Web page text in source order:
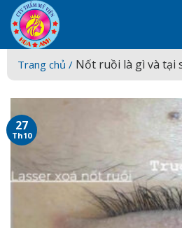
Skip
to
content
Trang chủ / Nốt ruồi là gì và tại
27
Th10